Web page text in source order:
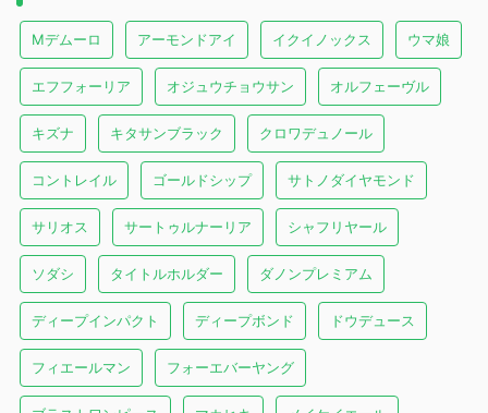
Mデムーロ アーモンドアイ イクイノックス ウマ娘
エフフォーリア オジュウチョウサン オルフェーヴル
キズナ キタサンブラック クロワデュノール
コントレイル ゴールドシップ サトノダイヤモンド
サリオス サートゥルナーリア シャフリヤール
ソダシ タイトルホルダー ダノンプレミアム
ディープインパクト ディープボンド ドウデュース
フィエールマン フォーエバーヤング